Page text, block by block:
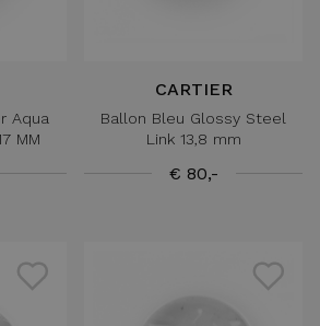
Aqua
MM
CARTIER
Ballon Bleu Glossy Steel
Link 13,8 mm
€ 80,-